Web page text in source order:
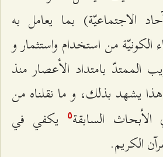
الاجتماعيّة) بما يعامل به
الكونيّة من استخدام واستثمار و
الممتدّ بامتداد الأعصار منذ
هذا يشهد بذلك، و ما نقلناه من
السابقة٥
يكفي في
الكريم.